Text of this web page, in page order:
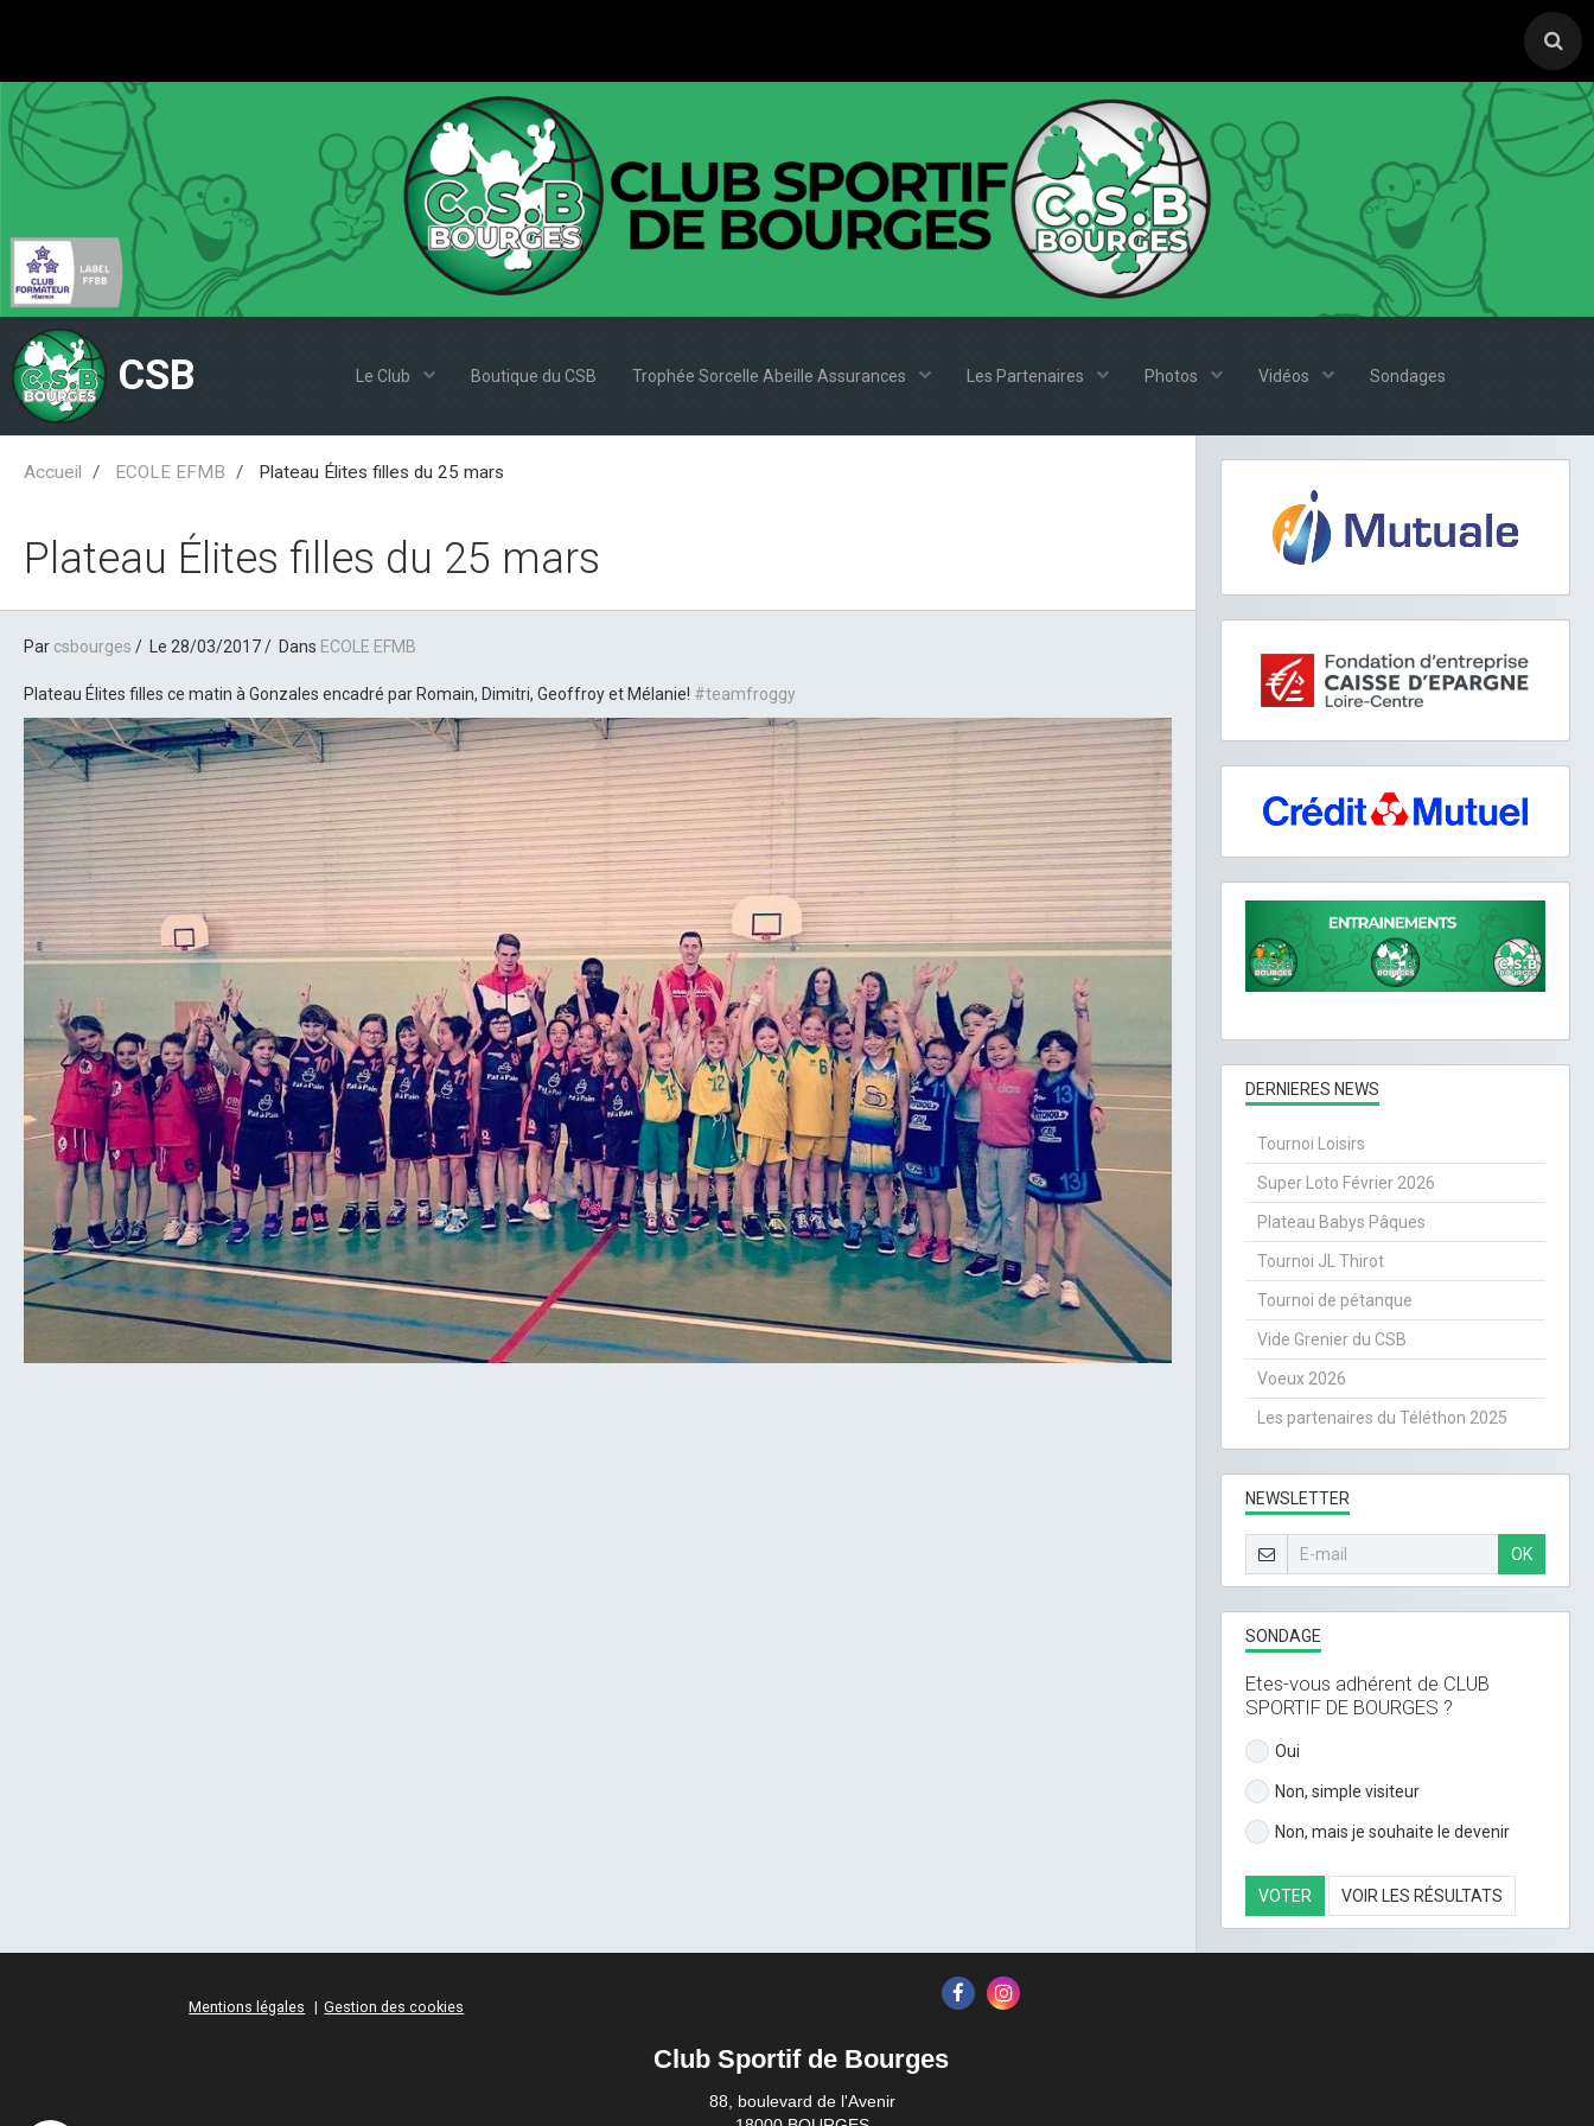
CSB Le Club Boutique du CSB Trophée Sorcelle Abeille Assurances Les Partenaires Photos Vidéos Sondages
Accueil ECOLE EFMB Plateau Élites filles du 25 mars
Plateau Élites filles du 25 mars
Par csbourges Le 28/03/2017 Dans ECOLE EFMB
Plateau Élites filles ce matin à Gonzales encadré par Romain, Dimitri, Geoffroy et Mélanie! #teamfroggy
DERNIERES NEWS
Tournoi Loisirs
Super Loto Février 2026
Plateau Babys Pâques
Tournoi JL Thirot
Tournoi de pétanque
Vide Grenier du CSB
Voeux 2026
Les partenaires du Téléthon 2025
NEWSLETTER
OK
SONDAGE
Etes-vous adhérent de CLUB
SPORTIF DE BOURGES ?
Oui
Non, simple visiteur
Non, mais je souhaite le devenir
VOTER VOIR LES RÉSULTATS
Mentions légales Gestion des cookies
Club Sportif de Bourges
88, boulevard de l'Avenir